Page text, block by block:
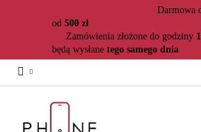
Darmowa
od 500 zł
Zamówienia złożone do godziny
będą wysłane tego samego dnia